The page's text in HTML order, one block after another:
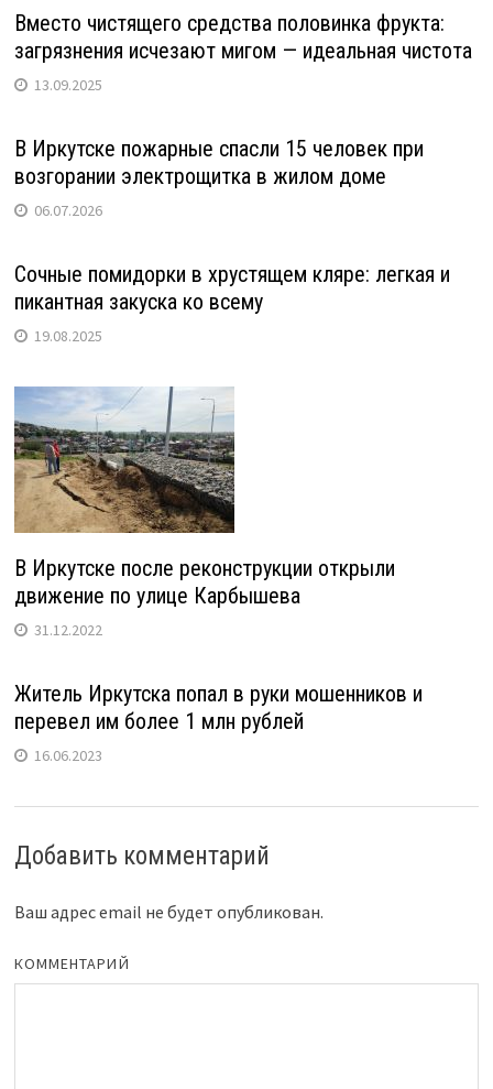
Вместо чистящего средства половинка фрукта:
загрязнения исчезают мигом — идеальная чистота
13.09.2025
В Иркутске пожарные спасли 15 человек при
возгорании электрощитка в жилом доме
06.07.2026
Сочные помидорки в хрустящем кляре: легкая и
пикантная закуска ко всему
19.08.2025
В Иркутске после реконструкции открыли
движение по улице Карбышева
31.12.2022
Житель Иркутска попал в руки мошенников и
перевел им более 1 млн рублей
16.06.2023
Добавить комментарий
Ваш адрес email не будет опубликован.
КОММЕНТАРИЙ